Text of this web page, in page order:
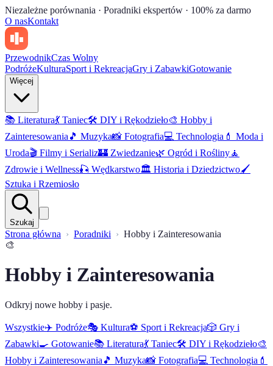
Niezależne porównania · Poradniki ekspertów · 100% za darmo
O nasKontakt
PrzewodnikCzas Wolny
PodróżeKulturaSport i RekreacjaGry i ZabawkiGotowanie
Więcej
📚 Literatura💃 Taniec🛠️ DIY i Rękodzieło🎨 Hobby i
Zainteresowania 🎵 Muzyka📸 Fotografia💻 Technologia 💄 Moda i
Uroda🎬 Filmy i Serializ🏰 Zwiedzanie🌿 Ogród i Rośliny🧘
Zdrowie i Wellness🎣 Wędkarstwo🏛️ Historia i Dziedzictwo🖌️
Sztuka i Rzemiosło
Szukaj
Strona główna Poradniki
Hobby i Zainteresowania
🎨
Hobby i Zainteresowania
Odkryj nowe hobby i pasje.
Wszystkie✈️ Podróże🎭 Kultura⚽ Sport i Rekreacja🎲 Gry i
Zabawki🍳 Gotowanie📚 Literatura💃 Taniec🛠️ DIY i Rękodzieło🎨
Hobby i Zainteresowania 🎵 Muzyka📸 Fotografia💻 Technologia 💄